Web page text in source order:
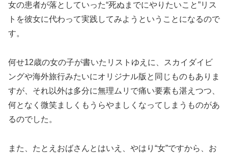
女の患者が落としていった“死ぬまでにやりたいこと”リス
トを彼女に代わって実践してみようということになるので
す。
何せ12歳の女の子が書いたリストゆえに、スカイダイビ
ングや海外旅行みたいにオリジナル版と同じものもありま
すが、それ以外は多分に無理ムリで痛い要素も湛えつつ、
何となく微笑ましくもうらやましくなってしまうものがあ
るのでした。
また、たとえおばさんとはいえ、やはり“女”ですから、お